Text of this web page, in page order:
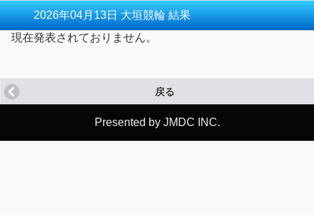
2026年04月13日 大垣競輪 結果
現在発表されておりません。
戻る
Presented by JMDC INC.